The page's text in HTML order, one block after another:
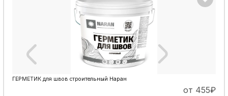
ГЕРМЕТИК для швов строительный Наран
от 455₽